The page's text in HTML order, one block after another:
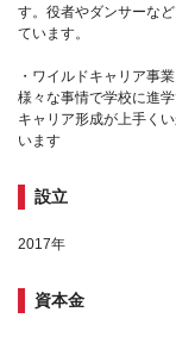
す。役者やダンサーな
ています。
・ワイルドキャリア事業
様々な事情で学校に進
キャリア形成が上手く
います
設立
2017年
資本金